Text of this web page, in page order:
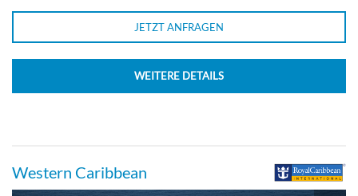
Meerblick-Kabine mit Balkon-[5D]
Deck 7
JETZT ANFRAGEN
WEITERE DETAILS
Western Caribbean